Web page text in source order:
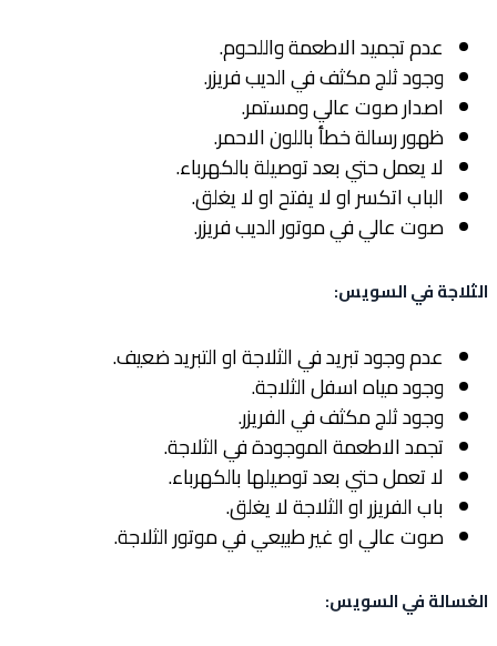
عدم تجميد الاطعمة واللحوم.
وجود ثلج مكثف في الديب فريزر.
اصدار صوت عالي ومستمر.
ظهور رسالة خطأ باللون الاحمر.
لا يعمل حتي بعد توصيلة بالكهرباء.
الباب اتكسر او لا يفتح او لا يغلق.
صوت عالي في موتور الديب فريزر.
الثلاجة في السويس:
عدم وجود تبريد في الثلاجة او التبريد ضعيف.
وجود مياه اسفل الثلاجة.
وجود ثلج مكثف في الفريزر.
تجمد الاطعمة الموجودة في الثلاجة.
لا تعمل حتي بعد توصيلها بالكهرباء.
باب الفريزر او الثلاجة لا يغلق.
صوت عالي او غير طبيعي في موتور الثلاجة.
الغسالة في السويس: